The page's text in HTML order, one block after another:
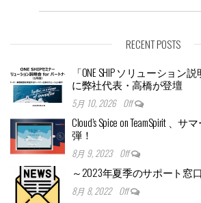
RECENT POSTS
「ONE SHIP ソリューション
に弊社代表・高橋が登壇
5月 10, 2026 Off
Cloud’s Spice on TeamSpirit 、
弾！
8月 9, 2023 Off
～2023年夏季のサポート窓
8月 8, 2022 Off